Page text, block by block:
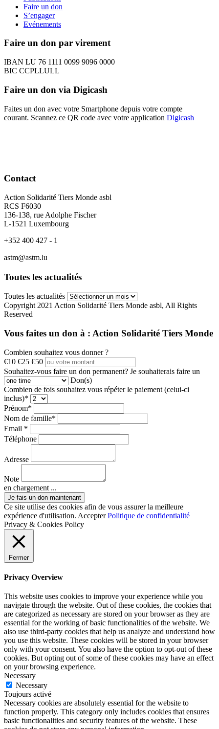
Faire un don
S’engager
Evénements
Faire un don par virement
IBAN LU 76 1111 0099 9096 0000
BIC CCPLLULL
Faire un don via Digicash
Faites un don avec votre Smartphone depuis votre compte
courant. Scannez ce QR code avec votre application Digicash
Contact
Action Solidarité Tiers Monde asbl
RCS F6030
136-138, rue Adolphe Fischer
L-1521 Luxembourg
+352 400 427 - 1
astm@astm.lu
Toutes les actualités
Toutes les actualités
Copyright 2021 Action Solidarité Tiers Monde asbl, All Rights
Reserved
Vous faites un don à : Action Solidarité Tiers Monde
Combien souhaitez vous donner ?
€10 €25 €50
Souhaitez-vous faire un don permanent? Je souhaiterais faire un
Don(s)
Combien de fois souhaitez vous répéter le paiement (celui-ci
inclus)*
Prénom*
Nom de famille*
Email *
Téléphone
Adresse
Note
en chargement ...
Ce site utilise des cookies afin de vous assurer la meilleure
expérience d'utilisation. Accepter Politique de confidentialité
Privacy & Cookies Policy
Fermer
Privacy Overview
This website uses cookies to improve your experience while you
navigate through the website. Out of these cookies, the cookies that
are categorized as necessary are stored on your browser as they are
essential for the working of basic functionalities of the website. We
also use third-party cookies that help us analyze and understand how
you use this website. These cookies will be stored in your browser
only with your consent. You also have the option to opt-out of these
cookies. But opting out of some of these cookies may have an effect
on your browsing experience.
Necessary
Necessary
Toujours activé
Necessary cookies are absolutely essential for the website to
function properly. This category only includes cookies that ensures
basic functionalities and security features of the website. These